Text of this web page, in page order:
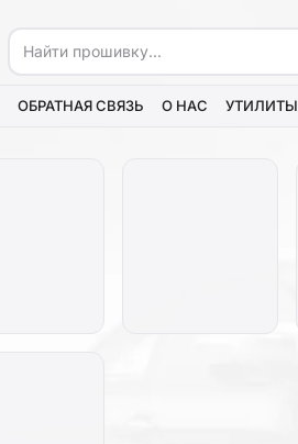
ОБРАТНАЯ СВЯЗЬ О НАС УТИЛИТЫ